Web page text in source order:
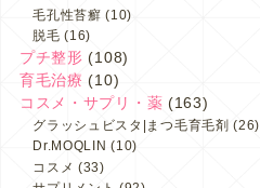
毛孔性苔癬 (10)
脱毛 (16)
プチ整形 (108)
育毛治療 (10)
コスメ・サプリ・薬 (163)
グラッシュビスタ|まつ毛育毛剤 (26)
Dr.MOQLIN (10)
コスメ (33)